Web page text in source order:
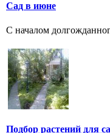
Сад в июне
С началом
Подбор растений для